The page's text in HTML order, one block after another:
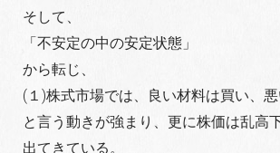
そして、
「不安定の中の安定状態」
から転じ、
(１)株式市場では、良い材料は買い、悪
と言う動きが強まり、更に株価は乱高
出てきている。